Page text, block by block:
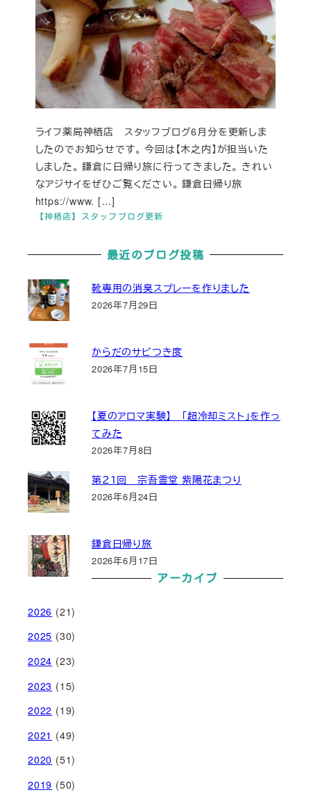
【神栖店】スタッフブログ更新
ライフ薬局神栖店 スタッフブログ6月分を更新しま
したのでお知らせです。 今回は【木之内】が担当いた
しました。 鎌倉に日帰り旅に行ってきました。 きれい
なアジサイをぜひご覧ください。 鎌倉日帰り旅
https://www. […]
最近のブログ投稿
靴専用の消臭スプレーを作りました
2026年7月29日
からだのサビつき度
2026年7月15日
【夏のアロマ実験】 「超冷却ミスト」を作っ
てみた
2026年7月8日
第２１回 宗吾霊堂 紫陽花まつり
2026年6月24日
鎌倉日帰り旅
2026年6月17日
アーカイブ
2026 (21)
2025 (30)
2024 (23)
2023 (15)
2022 (19)
2021 (49)
2020 (51)
2019 (50)